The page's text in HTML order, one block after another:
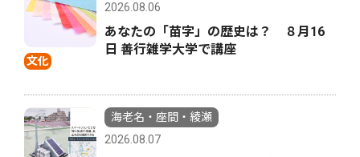
文化
2026.08.06
あなたの「苗字」の歴史は？ ８月16
日 善行雑学大学で講座
海老名・座間・綾瀬
2026.08.07